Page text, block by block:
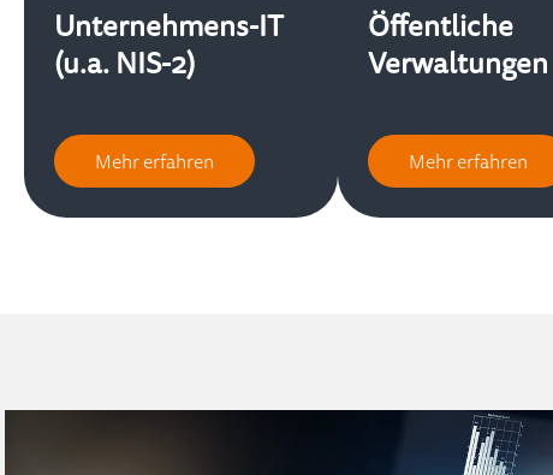
Unternehmens-IT
(u.a. NIS-2)
Mehr erfahren
Öffentliche
Verwaltungen
Mehr erfahren